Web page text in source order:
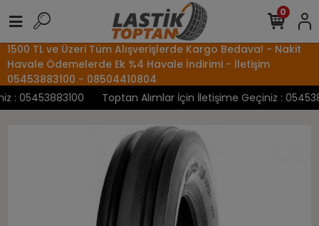
1500 TL ve Üzeri Tüm Alışverişlerde Kargo Bedava! - Nakit
Havale Ödemelerde Ek %4 Havale İndirimi - İletişim
05453883100 - 08504410804
05453883100
Toptan Alımlar İçin İletişime Geçiniz :
0